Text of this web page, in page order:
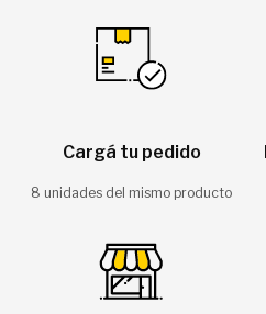
Cargá tu pedido
8 unidades del mismo producto